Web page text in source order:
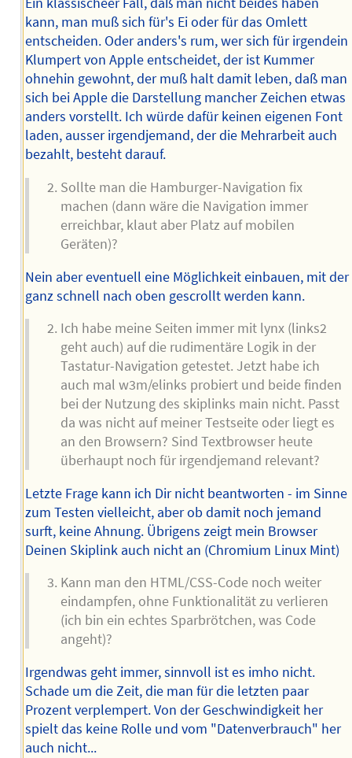
Ein klassischeer Fall, daß man nicht beides haben
kann, man muß sich für's Ei oder für das Omlett
entscheiden. Oder anders's rum, wer sich für irgendein
Klumpert von Apple entscheidet, der ist Kummer
ohnehin gewohnt, der muß halt damit leben, daß man
sich bei Apple die Darstellung mancher Zeichen etwas
anders vorstellt. Ich würde dafür keinen eigenen Font
laden, ausser irgendjemand, der die Mehrarbeit auch
bezahlt, besteht darauf.
Sollte man die Hamburger-Navigation fix
machen (dann wäre die Navigation immer
erreichbar, klaut aber Platz auf mobilen
Geräten)?
Nein aber eventuell eine Möglichkeit einbauen, mit der
ganz schnell nach oben gescrollt werden kann.
Ich habe meine Seiten immer mit lynx (links2
geht auch) auf die rudimentäre Logik in der
Tastatur-Navigation getestet. Jetzt habe ich
auch mal w3m/elinks probiert und beide finden
bei der Nutzung des skiplinks main nicht. Passt
da was nicht auf meiner Testseite oder liegt es
an den Browsern? Sind Textbrowser heute
überhaupt noch für irgendjemand relevant?
Letzte Frage kann ich Dir nicht beantworten - im Sinne
zum Testen vielleicht, aber ob damit noch jemand
surft, keine Ahnung. Übrigens zeigt mein Browser
Deinen Skiplink auch nicht an (Chromium Linux Mint)
Kann man den HTML/CSS-Code noch weiter
eindampfen, ohne Funktionalität zu verlieren
(ich bin ein echtes Sparbrötchen, was Code
angeht)?
Irgendwas geht immer, sinnvoll ist es imho nicht.
Schade um die Zeit, die man für die letzten paar
Prozent verplempert. Von der Geschwindigkeit her
spielt das keine Rolle und vom "Datenverbrauch" her
auch nicht...